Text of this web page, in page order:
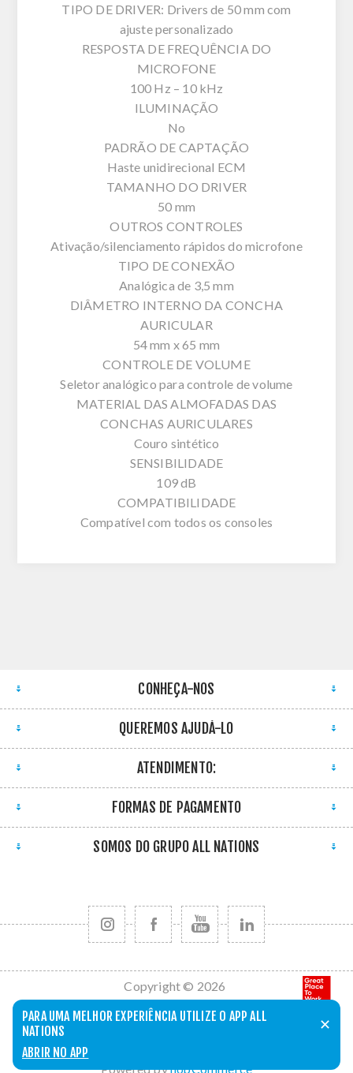
PARA UMA MELHOR EXPERIÊNCIA UTILIZE O APP ALL
NATIONS
✕
ABRIR NO APP
TIPO DE DRIVER: Drivers de 50 mm com
ajuste personalizado
RESPOSTA DE FREQUÊNCIA DO
MICROFONE
100 Hz – 10 kHz
ILUMINAÇÃO
No
PADRÃO DE CAPTAÇÃO
Haste unidirecional ECM
TAMANHO DO DRIVER
50 mm
OUTROS CONTROLES
Ativação/silenciamento rápidos do microfone
TIPO DE CONEXÃO
Analógica de 3,5 mm
DIÂMETRO INTERNO DA CONCHA
AURICULAR
54 mm x 65 mm
CONTROLE DE VOLUME
Seletor analógico para controle de volume
MATERIAL DAS ALMOFADAS DAS
CONCHAS AURICULARES
Couro sintético
SENSIBILIDADE
109 dB
COMPATIBILIDADE
Compatível com todos os consoles
CONHEÇA-NOS
QUEREMOS AJUDÁ-LO
ATENDIMENTO:
FORMAS DE PAGAMENTO
SOMOS DO GRUPO ALL NATIONS
Copyright © 2026
All Nations. Todos
os direitos
Powered bynopCommerce